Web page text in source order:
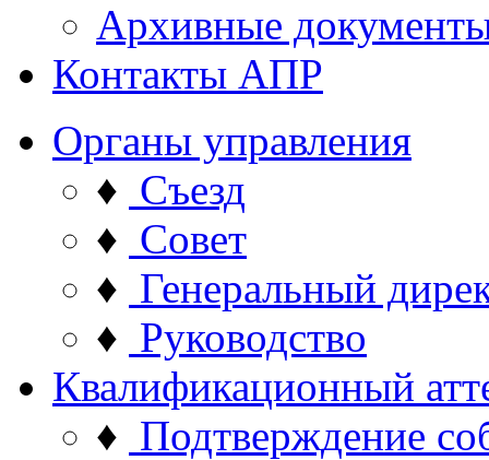
Архивные
Контакты АПР
Органы управления
♦ Съезд
♦ Совет
♦ Генеральный
♦ Руководство
Квалификационный
♦ Подтверждение